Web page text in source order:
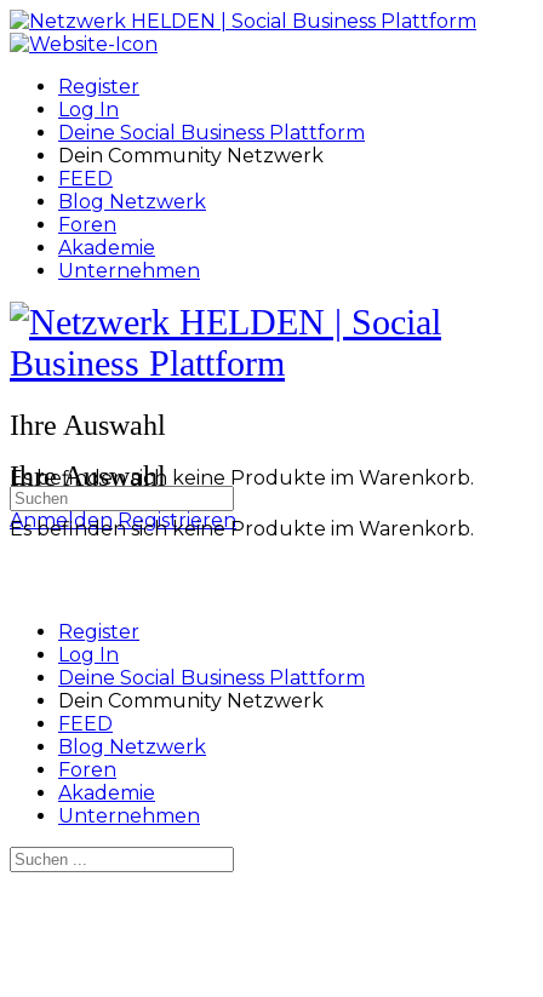
Toggle
Side
Register
Log In
Deine Social Business Plattform
Dein Community Netzwerk
FEED
Blog Netzwerk
Foren
Akademie
Unternehmen
Toggle
Side
Panel
More
options
Ihre Auswahl
Es befinden sich keine Produkte im Warenkorb.
Anmelden Registrieren
Ihre Auswahl
Es befinden sich keine Produkte im Warenkorb.
Suchen
nach:
Register
Log In
Deine Social Business Plattform
Dein Community Netzwerk
FEED
Blog Netzwerk
Foren
Akademie
Unternehmen
Suchen
nach: